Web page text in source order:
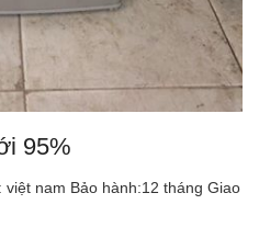
95%
nam Bảo hành:12 tháng Giao